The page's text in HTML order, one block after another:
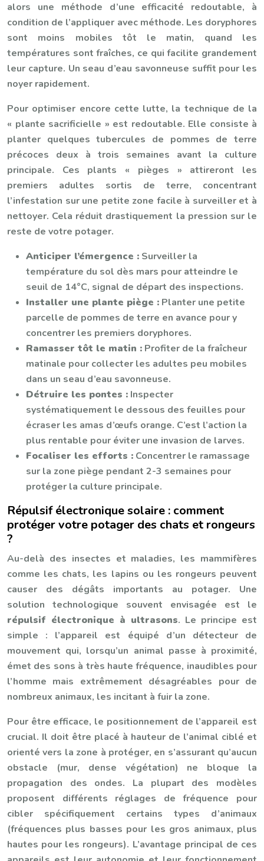
alors une méthode d’une efficacité redoutable, à
condition de l’appliquer avec méthode. Les doryphores
sont moins mobiles tôt le matin, quand les
températures sont fraîches, ce qui facilite grandement
leur capture. Un seau d’eau savonneuse suffit pour les
noyer rapidement.
Pour optimiser encore cette lutte, la technique de la
« plante sacrificielle » est redoutable. Elle consiste à
planter quelques tubercules de pommes de terre
précoces deux à trois semaines avant la culture
principale. Ces plants « pièges » attireront les
premiers adultes sortis de terre, concentrant
l’infestation sur une petite zone facile à surveiller et à
nettoyer. Cela réduit drastiquement la pression sur le
reste de votre potager.
Anticiper l’émergence : Surveiller la
température du sol dès mars pour atteindre le
seuil de 14°C, signal de départ des inspections.
Installer une plante piège : Planter une petite
parcelle de pommes de terre en avance pour y
concentrer les premiers doryphores.
Ramasser tôt le matin : Profiter de la fraîcheur
matinale pour collecter les adultes peu mobiles
dans un seau d’eau savonneuse.
Détruire les pontes : Inspecter
systématiquement le dessous des feuilles pour
écraser les amas d’œufs orange. C’est l’action la
plus rentable pour éviter une invasion de larves.
Focaliser les efforts : Concentrer le ramassage
sur la zone piège pendant 2-3 semaines pour
protéger la culture principale.
Répulsif électronique solaire : comment
protéger votre potager des chats et rongeurs
?
Au-delà des insectes et maladies, les mammifères
comme les chats, les lapins ou les rongeurs peuvent
causer des dégâts importants au potager. Une
solution technologique souvent envisagée est le
répulsif électronique à ultrasons. Le principe est
simple : l’appareil est équipé d’un détecteur de
mouvement qui, lorsqu’un animal passe à proximité,
émet des sons à très haute fréquence, inaudibles pour
l’homme mais extrêmement désagréables pour de
nombreux animaux, les incitant à fuir la zone.
Pour être efficace, le positionnement de l’appareil est
crucial. Il doit être placé à hauteur de l’animal ciblé et
orienté vers la zone à protéger, en s’assurant qu’aucun
obstacle (mur, dense végétation) ne bloque la
propagation des ondes. La plupart des modèles
proposent différents réglages de fréquence pour
cibler spécifiquement certains types d’animaux
(fréquences plus basses pour les gros animaux, plus
hautes pour les rongeurs). L’avantage principal de ces